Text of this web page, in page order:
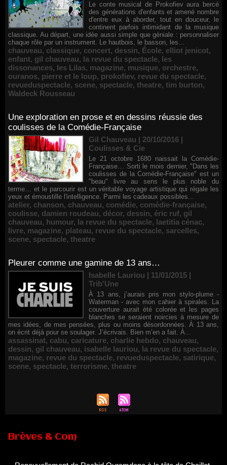
Le conte musical de Prokofiev aura bercé
des générations d'enfants et amené nombre
d'entre eux à aborder, tout en douceur, le
continent parfois intimidant de la musique
classique. Au départ, une idée aussi simple que géniale : personnaliser
chaque rôle par un instrument. Le hautbois, le basson, les...
chauveau, classique, concert, dessin, École, elliot jenicot,
enfant, gil chauveau, la revue du spectacle, les
dissonances, les Lilas, magazine, musique, orchestre,
ouranos, pierre et le loup, prokofiev, revue du spectacle,
revueduspectacle, scene, spectacle, theatre, tim burton,
Waldeck Rousseau
Une exploration en prose et en dessins réussie des
coulisses de la Comédie-Française
Gil Chauveau | 20/10/2016 |
Coulisses & Cie
Le 21 octobre 1680 naissait la Comédie-
Française… Sorti le mois dernier, "Dans les
coulisses de la Comédie-Française" est un
"beau" livre au sens le plus noble du
terme… et le parcourir est un véritable voyage artistique qui régale les
yeux et émoustille l'intelligence. Parmi les cadeaux possibles...
atelier, chanson, chauveau, comédie, comédie-française,
coulisse, damien roudeau, décor, dessin, éric ruf, gil
chauveau, humour, la revue du spectacle, laetitia cénac,
livre, magazine, plateau, revue du spectacle, sarcelles,
scene, spectacle, theatre
Pleurer comme une gamine de 13 ans…
Isabelle Lauriou | 11/01/2015 |
Trib'Une
À 13 ans, j’aurais pris mon stylo-plume -
Waterman - avec mon cahier à spirales. La
couverture aurait été colorée et les pages
blanches se seraient noircies à mesure de
mes idées, de mes pensées, plus ou moins désordonnées. À 13 ans,
on écrit déjà pour se soulager. J’écrivais. Bien m’en a fait. À...
assassinat, cabu, caricature, charlie hebdo, chauveau,
dessin, gil chauveau, isabelle lauriou, la revue du spectacle,
magazine, revue du spectacle, revueduspectacle, satirique,
scene, spectacle, terrorisme, theatre
Brèves & Com
Renouvellement de Rachid Ouramdane à la tête de Chaillot-